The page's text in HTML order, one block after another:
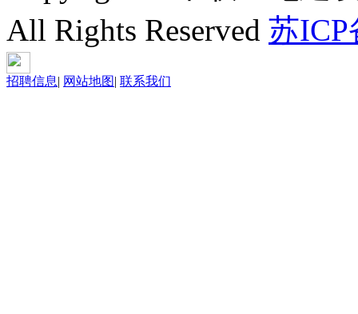
All Rights Reserved 苏ICP
招聘信息| 网站地图| 联系我们